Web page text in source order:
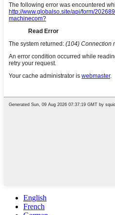
English
French